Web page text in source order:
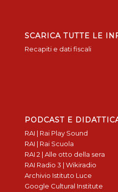
SCARICA TUTTE LE
Recapiti e dati fiscali
PODCAST E
RAI | Rai Play Sound
RAI | Rai Scuola
RAI 2 | Alle otto della sera
RAI Radio 3 | Wikiradio
Archivio Istituto Luce
Google Cultural Institute